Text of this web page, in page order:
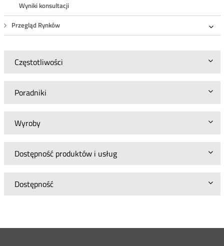
Wyniki konsultacji
Przegląd Rynków
Częstotliwości
Poradniki
Wyroby
Dostępność produktów i usług
Dostępność